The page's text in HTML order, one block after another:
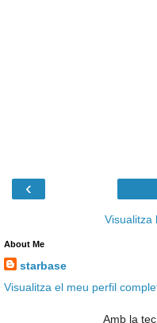
‹
Visualitza
About Me
starbase
Visualitza el meu perfil
Amb la